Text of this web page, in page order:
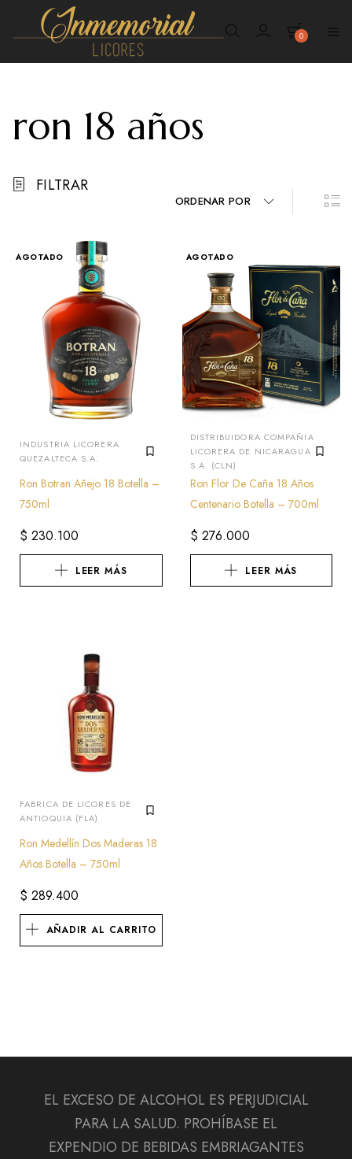
Inmemorial
0
ron 18 años
FILTRAR
ORDENAR POR
AGOTADO
INDUSTRIA LICORERA
QUEZALTECA S.A.
Ron Botran Añejo 18 Botella –
750ml
$ 230.100
LEER MÁS
AGOTADO
DISTRIBUIDORA COMPAÑIA
LICORERA DE NICARAGUA
S.A. (CLN)
Ron Flor De Caña 18 Años
Centenario Botella – 700ml
$ 276.000
LEER MÁS
FABRICA DE LICORES DE
ANTIOQUIA (FLA)
Ron Medellín Dos Maderas 18
Años Botella – 750ml
$ 289.400
AÑADIR AL CARRITO
EL EXCESO DE ALCOHOL ES PERJUDICIAL
PARA LA SALUD. PROHÍBASE EL
EXPENDIO DE BEBIDAS EMBRIAGANTES